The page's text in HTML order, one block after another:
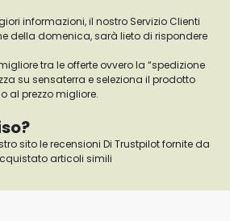
informazioni, il nostro Servizio Clienti
della domenica, sarà lieto di rispondere
tra le offerte ovvero la “spedizione
su sensaterra e seleziona il prodotto
al prezzo migliore.
sito le recensioni Di Trustpilot fornite da
articoli simili